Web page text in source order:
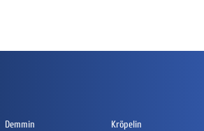
Demmin Kröpelin